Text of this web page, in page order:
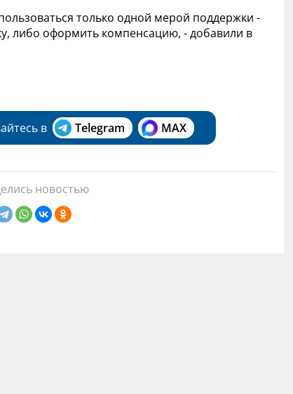
только одной мерой поддержки -
либо оформить компенсацию, - добавили в
в Telegram MAX
новостью